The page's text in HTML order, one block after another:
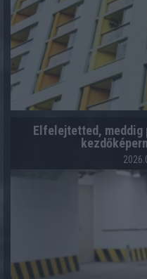
Elfelejtetted, meddig